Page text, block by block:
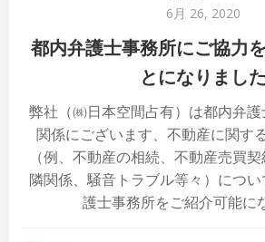
6月 26, 2020
都内弁護士事務所にご協力
とになりました
弊社（㈱日本空間占有）は都内弁
関係にございます、不動産に関す
（例、不動産の相続、不動産売買
隣関係、騒音トラブル等々）につ
護士事務所をご紹介可能に